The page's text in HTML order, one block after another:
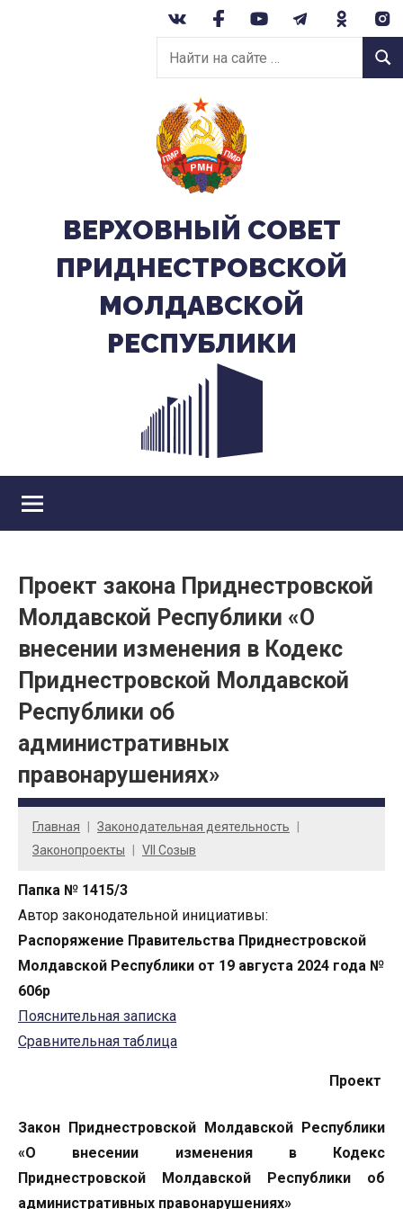
Найти
на
сайте:
ВЕРХОВНЫЙ CОВЕТ
ПРИДНЕСТРОВСКОЙ
МОЛДАВСКОЙ
РЕСПУБЛИКИ
Проект закона Приднестровской
Молдавской Республики «О
внесении изменения в Кодекс
Приднестровской Молдавской
Республики об
административных
правонарушениях»
Главная
Законодательная деятельность
Законопроекты
VII Созыв
Папка № 1415/3
Автор законодательной инициативы:
Распоряжение Правительства Приднестровской
Молдавской Республики от 19 августа 2024 года №
606р
Пояснительная записка
Сравнительная таблица
Проект
Закон Приднестровской Молдавской Республики
«О внесении изменения в Кодекс
Приднестровской Молдавской Республики об
административных правонарушениях»